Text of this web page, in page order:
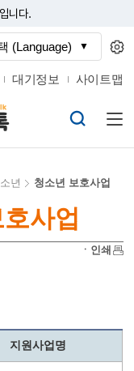
니다.
대기정보 사이트맵
년 청소년 보호사업
사업
ㆍ인쇄
지원사업명
(Language)